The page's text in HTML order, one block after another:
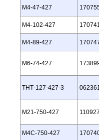
M4‑47‑427
M4‑102‑427
M4‑89‑427
M6‑74‑427
THT‑127‑427‑3
M21‑750‑427
M4C‑750‑427